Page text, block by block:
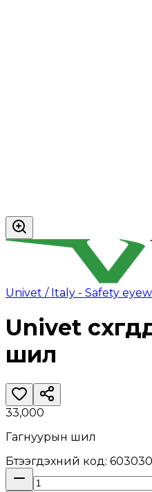
Univet / Italy - Safety
Univet
шил
33,000
Гагнуурын шил
Бүтээгдэхүүний код: